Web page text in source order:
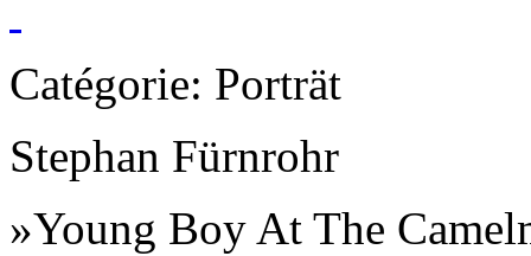
Catégorie: Porträt
Stephan Fürnrohr
»Young Boy At The